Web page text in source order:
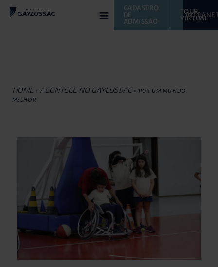
≡
CADASTRO
DE
ADMISSÃO
TOUR
VIRTUAL
HOME » ACONTECE NO GAYLUSSAC »
POR UM MUNDO
MELHOR